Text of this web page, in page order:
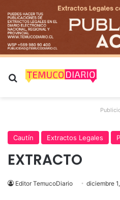
Buscar por
Cautín Extractos Legales
EXTRACTO
Editor TemucoDiario diciembre